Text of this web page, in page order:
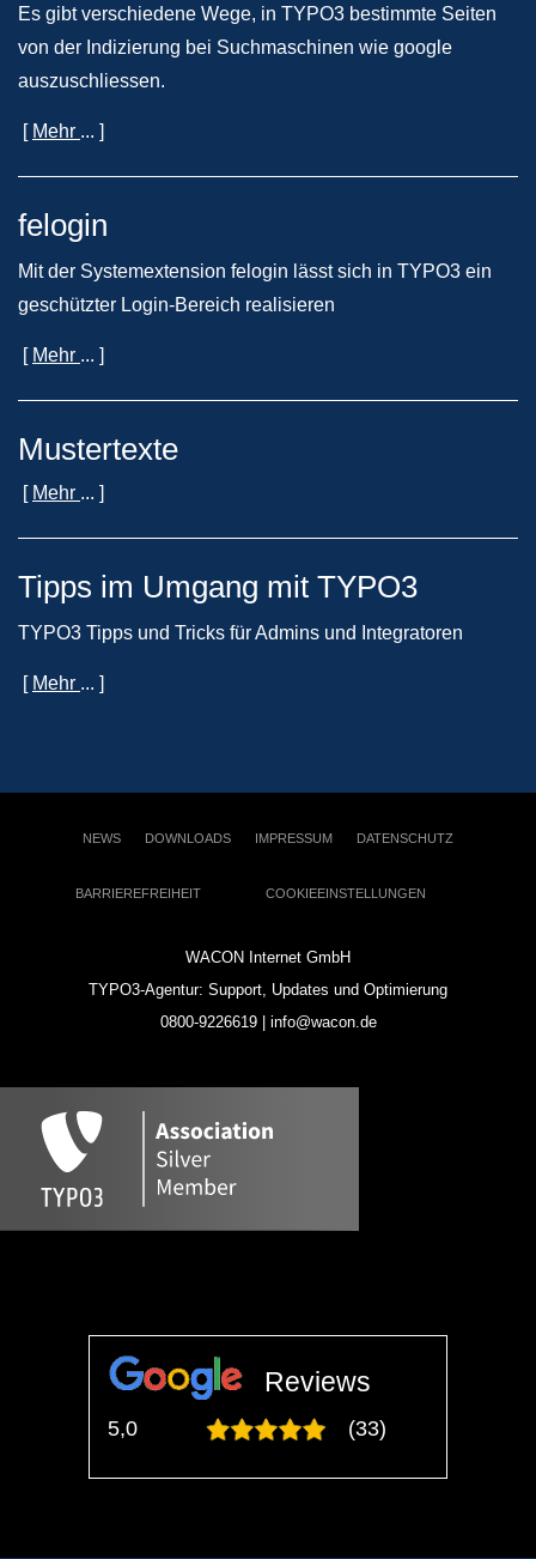
Es gibt verschiedene Wege, in TYPO3 bestimmte Seiten
von der Indizierung bei Suchmaschinen wie google
auszuschliessen.
[ Mehr ... ]
felogin
Mit der Systemextension felogin lässt sich in TYPO3 ein
geschützter Login-Bereich realisieren
[ Mehr ... ]
Mustertexte
[ Mehr ... ]
Tipps im Umgang mit TYPO3
TYPO3 Tipps und Tricks für Admins und Integratoren
[ Mehr ... ]
NEWS DOWNLOADS IMPRESSUM DATENSCHUTZ
BARRIEREFREIHEIT COOKIEEINSTELLUNGEN
WACON Internet GmbH
TYPO3-Agentur: Support, Updates und Optimierung
0800-9226619 | info@wacon.de
Reviews
5,0 (33)